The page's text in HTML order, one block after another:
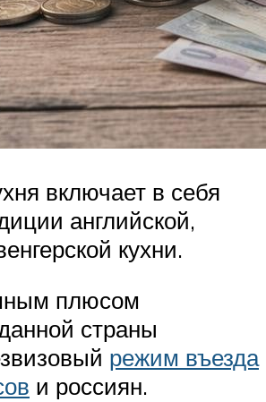
включает в себя
английской,
кухни.
плюсом
страны
режим въезда
и россиян.